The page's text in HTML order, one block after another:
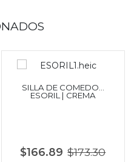
SILLA DE COMEDOR
ESORIL | CREMA
$166.89 $173.30